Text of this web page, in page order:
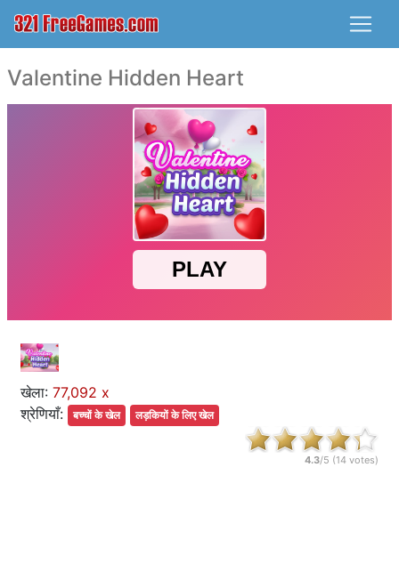
Valentine Hidden Heart
खेला: 77,092 x
श्रेणियाँ:
बच्चों के खेल लड़कियों के लिए खेल
4.3/5 (14 votes)